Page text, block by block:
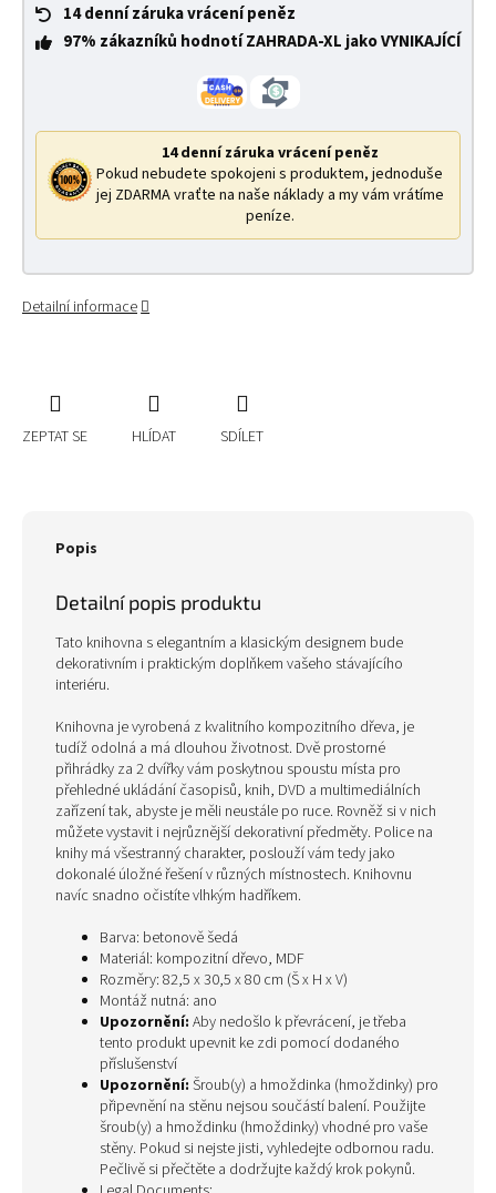
14 denní záruka vrácení peněz
97% zákazníků hodnotí ZAHRADA-XL jako VYNIKAJÍCÍ
14 denní záruka vrácení peněz
Pokud nebudete spokojeni s produktem, jednoduše
jej ZDARMA vraťte na naše náklady a my vám vrátíme
peníze.
Detailní informace
ZEPTAT SE HLÍDAT SDÍLET
Popis
Detailní popis produktu
Tato knihovna s elegantním a klasickým designem bude
dekorativním i praktickým doplňkem vašeho stávajícího
interiéru.
Knihovna je vyrobená z kvalitního kompozitního dřeva, je
tudíž odolná a má dlouhou životnost. Dvě prostorné
přihrádky za 2 dvířky vám poskytnou spoustu místa pro
přehledné ukládání časopisů, knih, DVD a multimediálních
zařízení tak, abyste je měli neustále po ruce. Rovněž si v nich
můžete vystavit i nejrůznější dekorativní předměty. Police na
knihy má všestranný charakter, poslouží vám tedy jako
dokonalé úložné řešení v různých místnostech. Knihovnu
navíc snadno očistíte vlhkým hadříkem.
Barva: betonově šedá
Materiál: kompozitní dřevo, MDF
Rozměry: 82,5 x 30,5 x 80 cm (Š x H x V)
Montáž nutná: ano
Upozornění: Aby nedošlo k převrácení, je třeba
tento produkt upevnit ke zdi pomocí dodaného
příslušenství
Upozornění: Šroub(y) a hmoždinka (hmoždinky) pro
připevnění na stěnu nejsou součástí balení. Použijte
šroub(y) a hmoždinku (hmoždinky) vhodné pro vaše
stěny. Pokud si nejste jisti, vyhledejte odbornou radu.
Pečlivě si přečtěte a dodržujte každý krok pokynů.